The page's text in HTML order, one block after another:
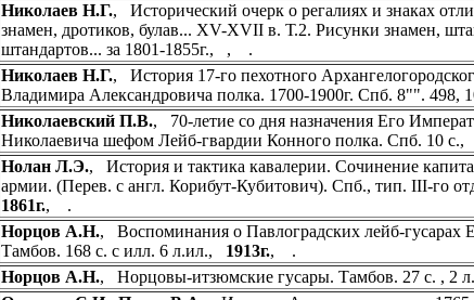
Николаев Н.Г., Исторический очерк о регалиях и знаках
знамен, дротиков, булав... XV-XVII в. Т.2. Рисунки знамен,
штандартов... за 1801-1855г., , .
Николаев Н.Г., История 17-го пехотного
Владимира Александровича полка. 1700-1900г. Спб. 8"". 498,
Николаевский П.В., 70-летие со дня назначения Его
Николаевича шефом Лейб-гвардии Конного полка. Спб. 10 с.,
Нолан Л.Э., История и тактика кавалерии. Сочинение
армии. (Перев. с англ. Корибут-Кубитович). Спб., тип. III-го
1861г., .
Норцов А.Н., Воспоминания о Павлоградских лейб-гусарах
Тамбов. 168 с. с илл. 6 л.ил., 1913г., .
Норцов А.Н., Норцовы-итзюмские гусары. Тамбов. 27 с. , 2